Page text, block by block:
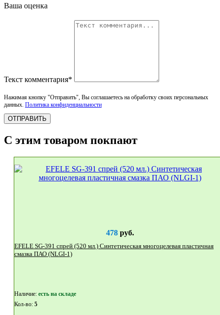
Ваша оценка
Текст комментария*
Нажимая кнопку "Отправить", Вы соглашаетесь на обработку своих персональных
данных. Политика конфиденциальности
ОТПРАВИТЬ
С этим товаром покпают
478руб.
EFELE SG-391 спрей (520 мл.) Синтетическая многоцелевая пластичная
смазка ПАО (NLGI-1)
Наличие: eсть на складе
Кол-во: 5